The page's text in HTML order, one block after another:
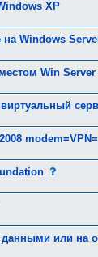
и
,
р
б
у
щ
е
е
о
р
е
XP
на Windows
Win Server
н
и
щданными или на